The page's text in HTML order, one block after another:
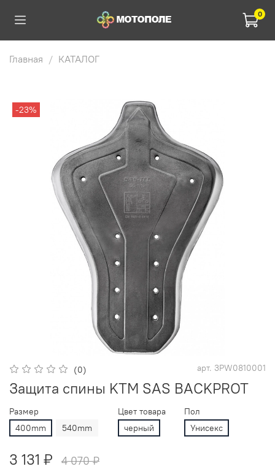
0
Главная КАТАЛОГ
-23%
(0) арт. 3PW0810001
Защита спины KTM SAS BACKPROT
Размер
400mm
540mm
Цвет товара
черный
Пол
Унисекс
3 131 ₽ 4 070 ₽